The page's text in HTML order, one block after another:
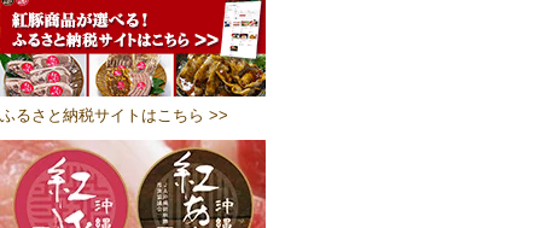
ふるさと納税サイトはこちら >>